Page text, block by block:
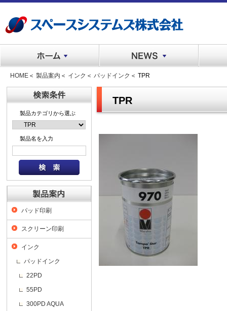
HOME ＜ 製品案内 ＜ インク ＜ パッドインク ＜ TPR
製品カテゴリから選ぶ
製品名を入力
パッド印刷
スクリーン印刷
インク
パッドインク
22PD
55PD
300PD AQUA
TPR